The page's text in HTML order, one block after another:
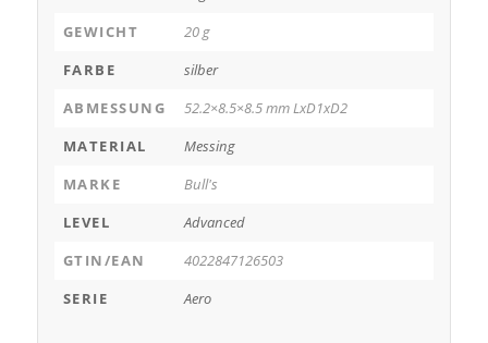
GEWICHT
20 g
FARBE
silber
ABMESSUNG
52.2×8.5×8.5 mm LxD1xD2
MATERIAL
Messing
MARKE
Bull's
LEVEL
Advanced
GTIN/EAN
4022847126503
SERIE
Aero